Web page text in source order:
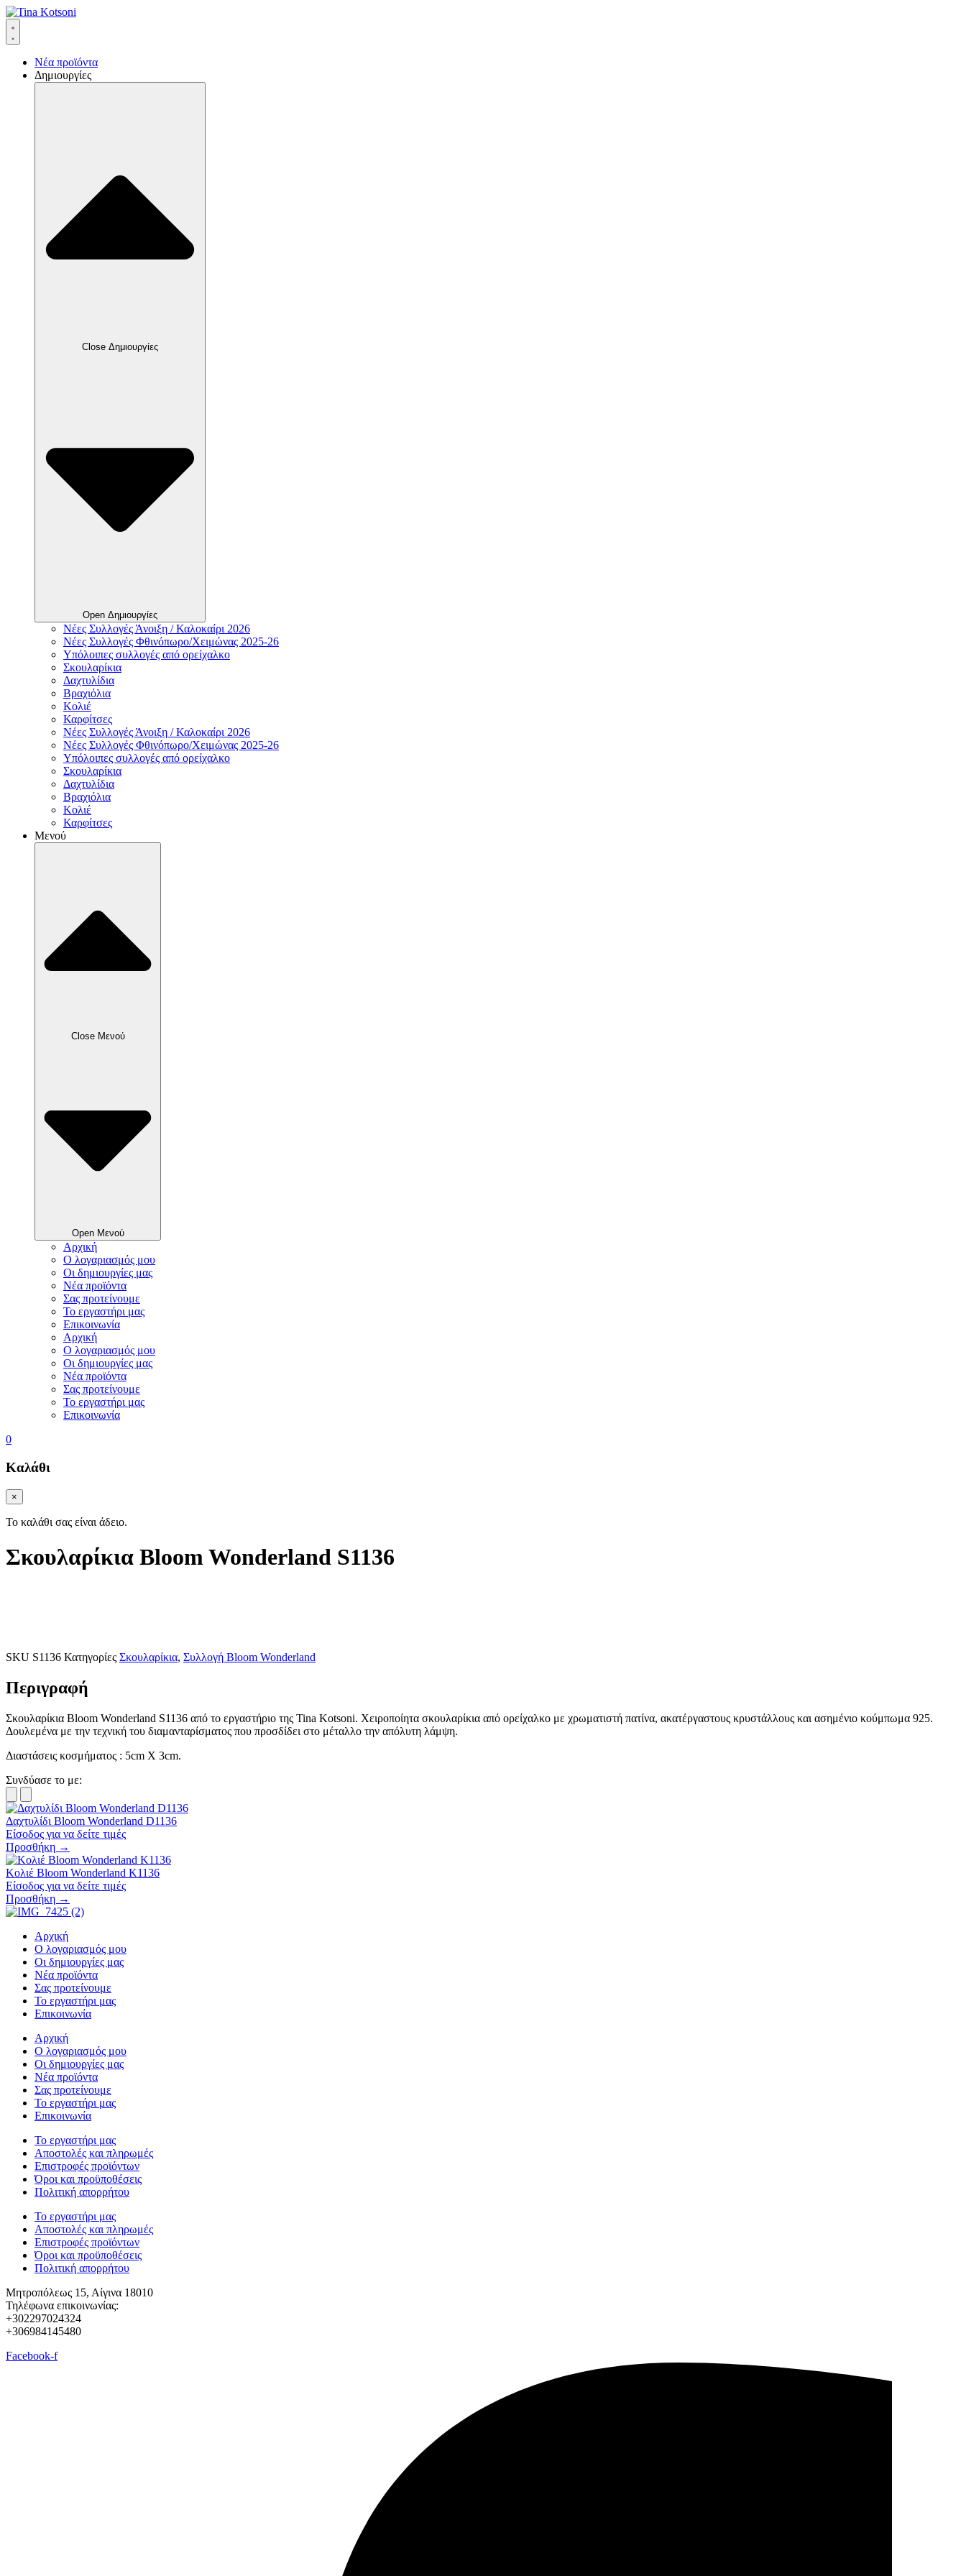
Νέα προϊόντα
Δημιουργίες
Close Δημιουργίες
Open Δημιουργίες
Νέες Συλλογές Άνοιξη / Καλοκαίρι 2026
Νέες Συλλογές Φθινόπωρο/Χειμώνας 2025-26
Υπόλοιπες συλλογές από ορείχαλκο
Σκουλαρίκια
Δαχτυλίδια
Βραχιόλια
Κολιέ
Καρφίτσες
Νέες Συλλογές Άνοιξη / Καλοκαίρι 2026
Νέες Συλλογές Φθινόπωρο/Χειμώνας 2025-26
Υπόλοιπες συλλογές από ορείχαλκο
Σκουλαρίκια
Δαχτυλίδια
Βραχιόλια
Κολιέ
Καρφίτσες
Μενού
Close Μενού
Open Μενού
Αρχική
Ο λογαριασμός μου
Οι δημιουργίες μας
Νέα προϊόντα
Σας προτείνουμε
Το εργαστήρι μας
Επικοινωνία
Αρχική
Ο λογαριασμός μου
Οι δημιουργίες μας
Νέα προϊόντα
Σας προτείνουμε
Το εργαστήρι μας
Επικοινωνία
0
Καλάθι
×
Το καλάθι σας είναι άδειο.
Σκουλαρίκια Bloom Wonderland S1136
SKU S1136 Κατηγορίες Σκουλαρίκια, Συλλογή Bloom Wonderland
Περιγραφή
Σκουλαρίκια Bloom Wonderland S1136 από το εργαστήριο της Tina Kotsoni. Χειροποίητα σκουλαρίκια από ορείχαλκο με χρωματιστή πατίνα, ακατέργαστους κρυστάλλους και ασημένιο κούμπωμα 925.
Δουλεμένα με την τεχνική του διαμανταρίσματος που προσδίδει στο μέταλλο την απόλυτη λάμψη.
Διαστάσεις κοσμήματος : 5cm X 3cm.
Συνδύασε το με:
Δαχτυλίδι Bloom Wonderland D1136
Είσοδος για να δείτε τιμές
Προσθήκη →
Κολιέ Bloom Wonderland K1136
Είσοδος για να δείτε τιμές
Προσθήκη →
Αρχική
Ο λογαριασμός μου
Οι δημιουργίες μας
Νέα προϊόντα
Σας προτείνουμε
Το εργαστήρι μας
Επικοινωνία
Αρχική
Ο λογαριασμός μου
Οι δημιουργίες μας
Νέα προϊόντα
Σας προτείνουμε
Το εργαστήρι μας
Επικοινωνία
Το εργαστήρι μας
Αποστολές και πληρωμές
Επιστροφές προϊόντων
Όροι και προϋποθέσεις
Πολιτική απορρήτου
Το εργαστήρι μας
Αποστολές και πληρωμές
Επιστροφές προϊόντων
Όροι και προϋποθέσεις
Πολιτική απορρήτου
Μητροπόλεως 15, Αίγινα 18010
Τηλέφωνα επικοινωνίας:
+302297024324
+306984145480
Facebook-f